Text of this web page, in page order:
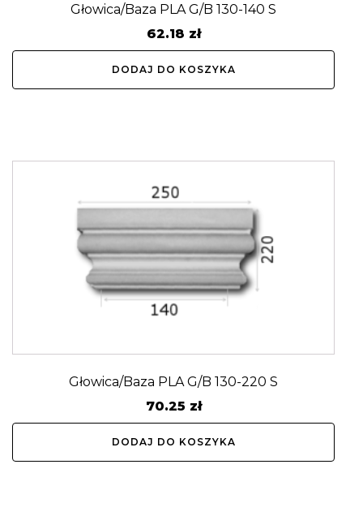
Głowica/Baza PLA G/B 130-140 S
62.18 zł
DODAJ DO KOSZYKA
Głowica/Baza PLA G/B 130-220 S
70.25 zł
DODAJ DO KOSZYKA